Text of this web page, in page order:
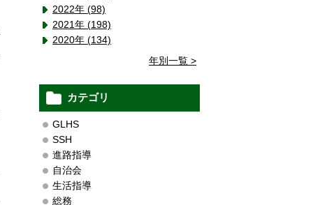
2022年 (98)
2021年 (198)
2020年 (134)
年別一覧 >
カテゴリ
GLHS
SSH
進路指導
自治会
生活指導
総務